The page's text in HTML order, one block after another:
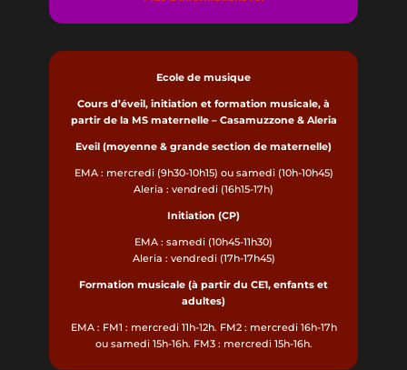
Ecole de musique
Cours d’éveil, initiation et formation musicale, à
partir de la MS maternelle – Casamuzzone & Aleria
Eveil (moyenne & grande section de maternelle)
EMA : mercredi (9h30-10h15) ou samedi (10h-10h45)
Aleria : vendredi (16h15-17h)
Initiation (CP)
EMA : samedi (10h45-11h30)
Aleria : vendredi (17h-17h45)
Formation musicale (à partir du CE1, enfants et
adultes)
EMA : FM1 : mercredi 11h-12h. FM2 : mercredi 16h-17h
ou samedi 15h-16h. FM3 : mercredi 15h-16h.